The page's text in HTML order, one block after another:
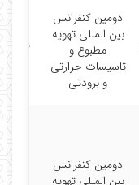
دومین کنفرانس
بین المللی تهویه
مطبوع و
تاسیسات حرارتی
و برودتی
9-27
دومین کنفرانس
بین المللی تهویه